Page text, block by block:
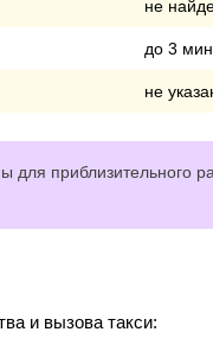
не
до 3
не
приблизительного
и вызова такси: